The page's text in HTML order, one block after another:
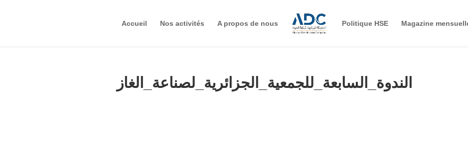
Accueil Nos activités A propos de nous Politique HSE Magazine
الندوة_السابعة_للجمعية_الجزائرية_لصناعة_الغاز